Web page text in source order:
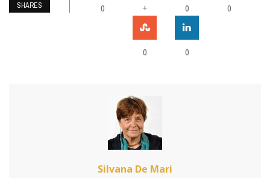
SHARES 0 + 0 0
0 0
Silvana De Mari